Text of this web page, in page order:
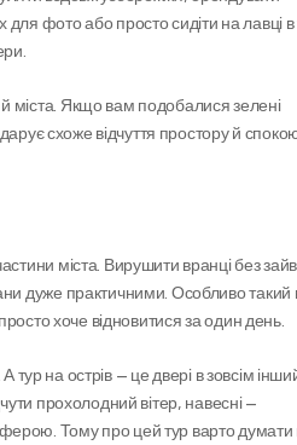
фото або просто сидіти на лавці в
міста. Якщо вам подобалися зелені
схоже відчуття простору й
міста. Вирушити вранці без
дуже практичними. Особливо такий
хоче відновитися за один день.
тур на острів — це двері в зовсім
прохолодний вітер, навесні —
Тому про цей тур варто думати